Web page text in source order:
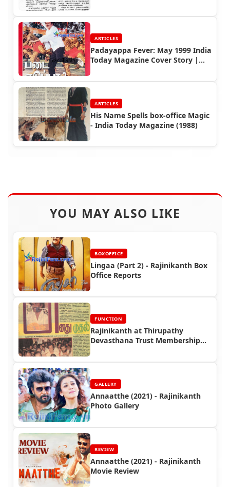
ARTICLES
Padayappa Fever: May 1999 India
Today Magazine Cover Story |
ARTICLES
His Name Spells box-office Magic
- India Today Magazine (1988)
YOU MAY ALSO LIKE
BOXOFFICE
Lingaa (Part 2) - Rajinikanth Box
Office Reports
FUNCTION
Rajinikanth at Thirupathy
Devasthana Trust Membership
GALLERY
Annaatthe (2021) - Rajinikanth
Photo Gallery
REVIEW
Annaatthe (2021) - Rajinikanth
Movie Review